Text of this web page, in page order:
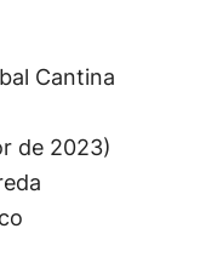
Cantina
de 2023)